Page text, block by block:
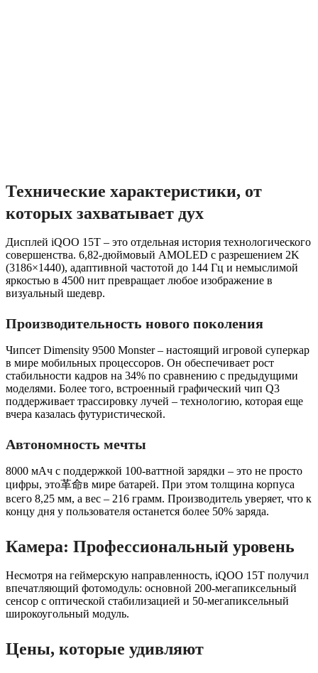
Технические характеристики, от
которых захватывает дух
Дисплей iQOO 15T – это отдельная история технологического
совершенства. 6,82-дюймовый AMOLED с разрешением 2K
(3186×1440), адаптивной частотой до 144 Гц и немыслимой
яркостью в 4500 нит превращает любое изображение в
визуальный шедевр.
Производительность нового поколения
Чипсет Dimensity 9500 Monster – настоящий игровой суперкар
в мире мобильных процессоров. Он обеспечивает рост
стабильности кадров на 34% по сравнению с предыдущими
моделями. Более того, встроенный графический чип Q3
поддерживает трассировку лучей – технологию, которая еще
вчера казалась футуристической.
Автономность мечты
8000 мАч с поддержкой 100-ваттной зарядки – это не просто
цифры, это革命в мире батарей. При этом толщина корпуса
всего 8,25 мм, а вес – 216 грамм. Производитель уверяет, что к
концу дня у пользователя останется более 50% заряда.
Камера: Профессиональный уровень
Несмотря на геймерскую направленность, iQOO 15T получил
впечатляющий фотомодуль: основной 200-мегапиксельный
сенсор с оптической стабилизацией и 50-мегапиксельный
широкоугольный модуль.
Цены, которые удивляют